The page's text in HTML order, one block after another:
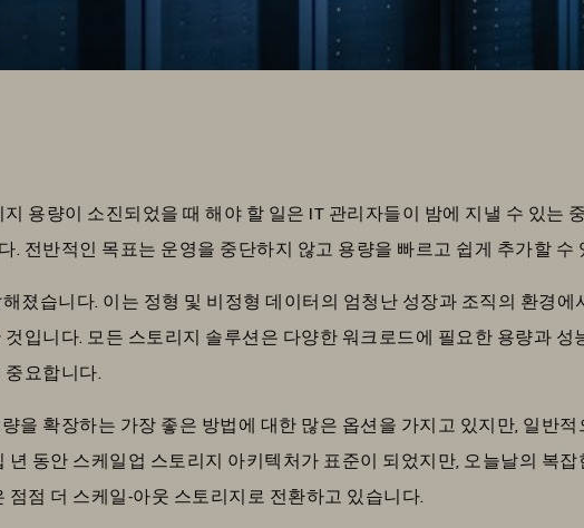
용량이 소진되었을 때 해야 할 일은 IT 관리자들이 밤에 지낼 수 있는
. 전반적인 목표는 운영을 중단하지 않고 용량을 빠르고 쉽게 추가할 수
졌습니다. 이는 정형 및 비정형 데이터의 엄청난 성장과 조직의 환경
입니다. 모든 스토리지 솔루션은 다양한 워크로드에 필요한 용량과
요합니다.
을 확장하는 가장 좋은 방법에 대한 많은 옵션을 가지고 있지만, 일반
년 동안 스케일업 스토리지 아키텍처가 표준이 되었지만, 오늘날의 복
점점 더 스케일-아웃 스토리지로 전환하고 있습니다.